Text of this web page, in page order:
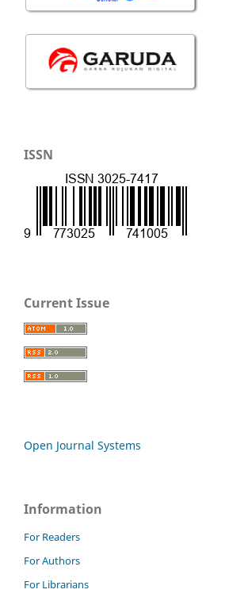
ISSN
Current Issue
Open Journal Systems
Information
For Readers
For Authors
For Librarians